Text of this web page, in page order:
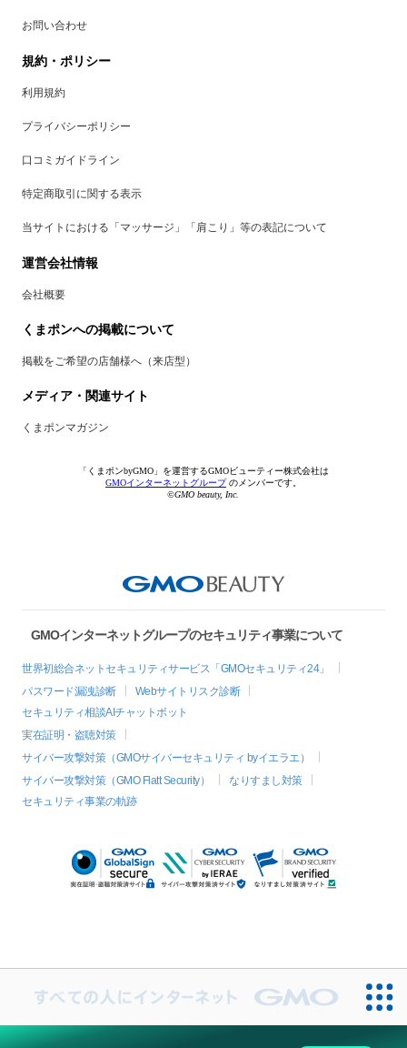
お問い合わせ
規約・ポリシー
利用規約
プライバシーポリシー
口コミガイドライン
特定商取引に関する表示
当サイトにおける「マッサージ」「肩こり」等の表記について
運営会社情報
会社概要
くまポンへの掲載について
掲載をご希望の店舗様へ（来店型）
メディア・関連サイト
くまポンマガジン
「くまポンbyGMO」を運営するGMOビューティー株式会社は
GMOインターネットグループのメンバーです。
©GMO beauty, Inc.
GMOインターネットグループのセキュリティ事業について
世界初総合ネットセキュリティサービス「GMOセキュリティ24」
パスワード漏洩診断
Webサイトリスク診断
セキュリティ相談AIチャットボット
実在証明・盗聴対策
サイバー攻撃対策（GMOサイバーセキュリティ byイエラエ）
サイバー攻撃対策（GMO Flatt Security）
なりすまし対策
セキュリティ事業の軌跡